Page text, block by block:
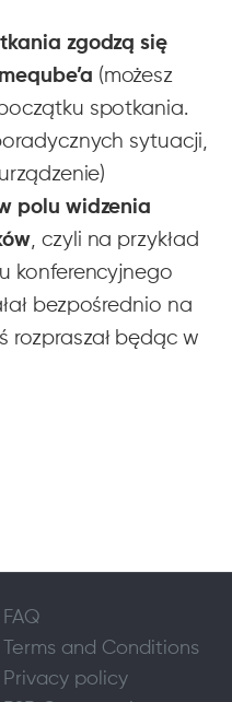
zgodzą się
(możesz
spotkania.
sytuacji,
polu widzenia
, czyli na przykład
konferencyjnego
bezpośrednio na
rozpraszał będąc w
FAQ
Terms and Conditions
Privacy policy